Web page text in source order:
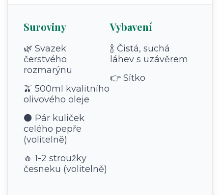
Suroviny
🌿 Svazek
čerstvého
rozmarýnu
🫒 500ml kvalitního
olivového oleje
⚫ Pár kuliček
celého pepře
(volitelně)
🧄 1-2 stroužky
česneku (volitelně)
Vybavení
🍾 Čistá, suchá
láhev s uzávěrem
👉 Sítko